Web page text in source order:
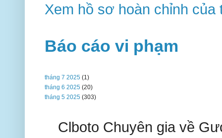
Xem hồ sơ hoàn chỉnh của
Báo cáo vi phạm
tháng 7 2025 (1)
tháng 6 2025 (20)
tháng 5 2025 (303)
Clboto Chuyên gia về